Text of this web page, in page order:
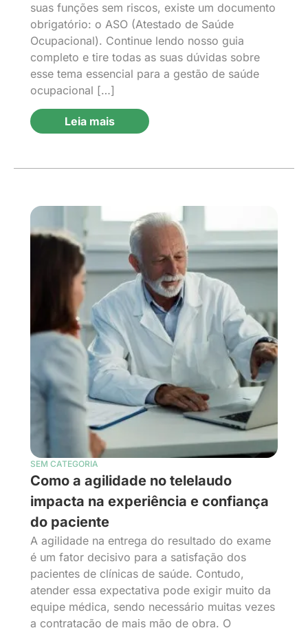
suas funções sem riscos, existe um documento
obrigatório: o ASO (Atestado de Saúde
Ocupacional). Continue lendo nosso guia
completo e tire todas as suas dúvidas sobre
esse tema essencial para a gestão de saúde
ocupacional […]
Leia mais
SEM CATEGORIA
Como a agilidade no telelaudo
impacta na experiência e confiança
do paciente
A agilidade na entrega do resultado do exame
é um fator decisivo para a satisfação dos
pacientes de clínicas de saúde. Contudo,
atender essa expectativa pode exigir muito da
equipe médica, sendo necessário muitas vezes
a contratação de mais mão de obra. O